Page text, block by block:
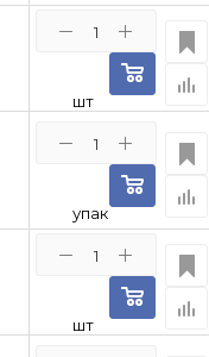
шт
упак
шт